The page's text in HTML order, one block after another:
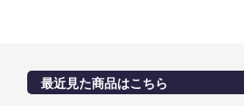
最近見た商品はこちら